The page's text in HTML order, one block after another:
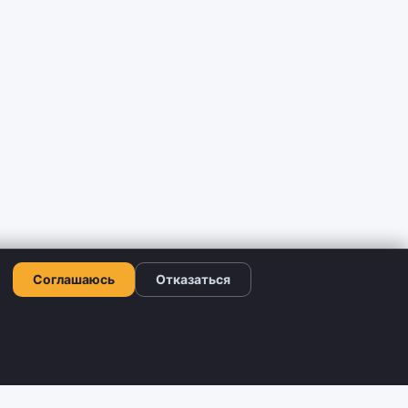
Соглашаюсь Отказаться